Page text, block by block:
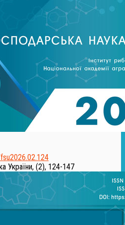
України, (2), 124-147